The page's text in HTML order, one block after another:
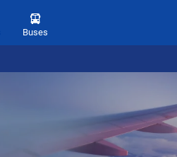
Buses